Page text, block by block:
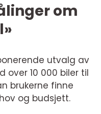
om
utvalg av
over 10 000 biler til
brukerne finne
og budsjett.